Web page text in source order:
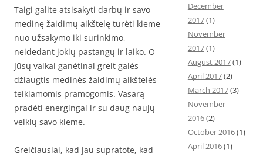
Taigi galite atsisakyti darbų ir savo
medinę žaidimų aikštelę turėti kieme
nuo užsakymo iki surinkimo,
neidedant jokių pastangų ir laiko. O
Jūsų vaikai ganėtinai greit galės
džiaugtis medinės žaidimų aikštelės
teikiamomis pramogomis. Vasarą
pradėti energingai ir su daug naujų
veiklų savo kieme.
Greičiausiai, kad jau supratote, kad
December
2017(1)
November
2017(1)
August 2017(1)
April 2017(2)
March 2017(3)
November
2016(2)
October 2016(1)
April 2016(1)